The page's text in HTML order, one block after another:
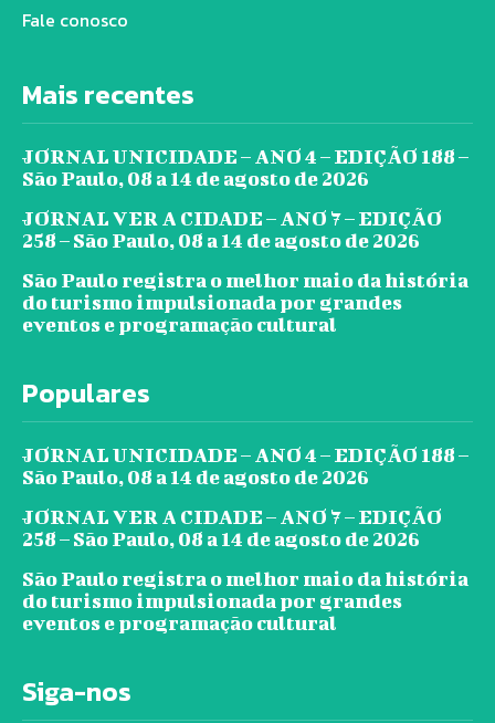
Fale conosco
Mais recentes
JORNAL UNICIDADE – ANO 4 – EDIÇÃO 188 –
São Paulo, 08 a 14 de agosto de 2026
JORNAL VER A CIDADE – ANO 7 – EDIÇÃO
258 – São Paulo, 08 a 14 de agosto de 2026
São Paulo registra o melhor maio da história
do turismo impulsionada por grandes
eventos e programação cultural
Populares
JORNAL UNICIDADE – ANO 4 – EDIÇÃO 188 –
São Paulo, 08 a 14 de agosto de 2026
JORNAL VER A CIDADE – ANO 7 – EDIÇÃO
258 – São Paulo, 08 a 14 de agosto de 2026
São Paulo registra o melhor maio da história
do turismo impulsionada por grandes
eventos e programação cultural
Siga-nos